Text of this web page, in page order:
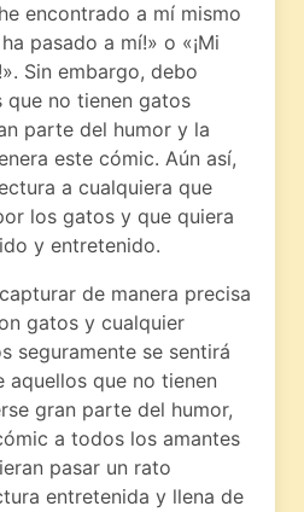
encontrado a mí mismo
pasado a mí!» o «¡Mi
Sin embargo, debo
que no tienen gatos
parte del humor y la
este cómic. Aún así,
a cualquiera que
los gatos y que quiera
y entretenido.
de manera precisa
gatos y cualquier
seguramente se sentirá
aquellos que no tienen
gran parte del humor,
a todos los amantes
pasar un rato
entretenida y llena de